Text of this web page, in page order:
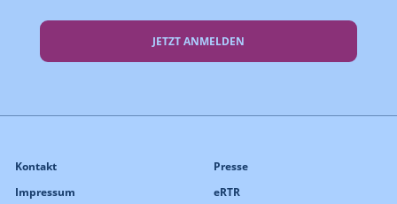
JETZT ANMELDEN
Kontakt
Impressum
Presse
eRTR